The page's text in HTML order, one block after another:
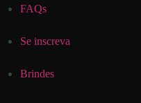
FAQs
Se inscreva
Brindes